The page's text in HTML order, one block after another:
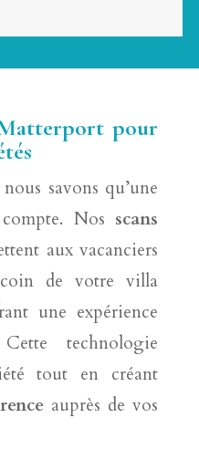
pour
savons qu’une
Nos scans
aux vacanciers
de votre villa
une expérience
technologie
tout en créant
auprès de vos